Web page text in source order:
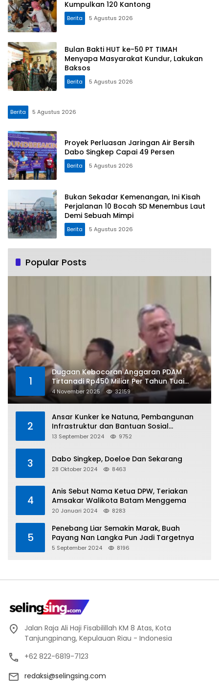
Kumpulkan 120 Kantong
Berita 5 Agustus 2026
Bulan Bakti HUT ke-50 PT TIMAH
Menyapa Masyarakat Kundur, Lakukan
Baksos
Berita 5 Agustus 2026
Berita 5 Agustus 2026
Proyek Perluasan Jaringan Air Bersih
Dabo Singkep Capai 49 Persen
Berita 5 Agustus 2026
Bukan Sekadar Kemenangan, Ini Kisah
Perjalanan 10 Bocah SD Menembus Laut
Demi Sebuah Mimpi
Berita 5 Agustus 2026
Popular Posts
1
Dugaan Kebocoran Anggaran PDAM
Tirtanadi Rp450 Miliar Per Tahun Tuai
Kritikan
4 November 2025 32159
2
Ansar Kunker ke Natuna, Pembangunan
Infrastruktur dan Bantuan Sosial
Direalisasikan Hingga Pulau Tiga
13 September 2024 9752
3 Dabo Singkep, Doeloe Dan Sekarang
28 Oktober 2024 8463
4
Anis Sebut Nama Ketua DPW, Teriakan
Amsakar Walikota Batam Menggema
20 Januari 2024 8283
5
Penebang Liar Semakin Marak, Buah
Payang Nan Langka Pun Jadi Targetnya
5 September 2024 8196
Jalan Raja Ali Haji Fisabilillah KM 8 Atas, Kota
Tanjungpinang, Kepulauan Riau - Indonesia
+62 822-6819-7123
redaksi@selingsing.com